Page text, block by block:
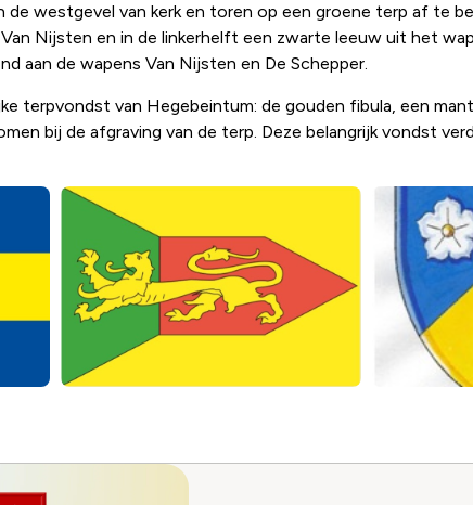
de westgevel van kerk en toren op een groene terp af te
Nijsten en in de linkerhelft een zwarte leeuw uit het
aan de wapens Van Nijsten en De Schepper.
terpvondst van Hegebeintum: de gouden fibula, een
bij de afgraving van de terp. Deze belangrijk vondst